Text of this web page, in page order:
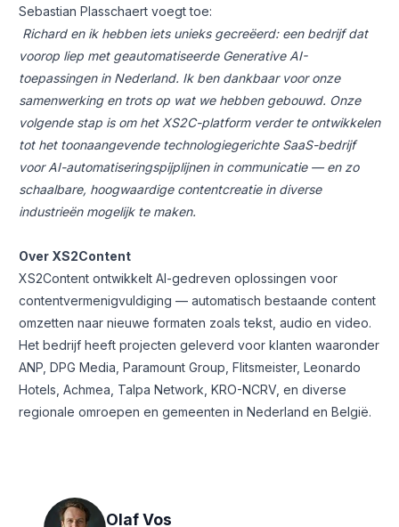
Sebastian Plasschaert voegt toe:
Richard en ik hebben iets unieks gecreëerd: een bedrijf dat
voorop liep met geautomatiseerde Generative AI-
toepassingen in Nederland. Ik ben dankbaar voor onze
samenwerking en trots op wat we hebben gebouwd. Onze
volgende stap is om het XS2C-platform verder te ontwikkelen
tot het toonaangevende technologiegerichte SaaS-bedrijf
voor AI-automatiseringspijplijnen in communicatie — en zo
schaalbare, hoogwaardige contentcreatie in diverse
industrieën mogelijk te maken.
Over XS2Content
XS2Content ontwikkelt AI-gedreven oplossingen voor
contentvermenigvuldiging — automatisch bestaande content
omzetten naar nieuwe formaten zoals tekst, audio en video.
Het bedrijf heeft projecten geleverd voor klanten waaronder
ANP, DPG Media, Paramount Group, Flitsmeister, Leonardo
Hotels, Achmea, Talpa Network, KRO-NCRV, en diverse
regionale omroepen en gemeenten in Nederland en België.
Olaf Vos